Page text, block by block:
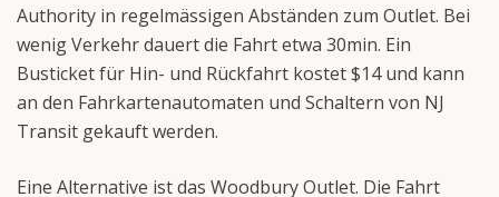
Authority in regelmässigen Abständen zum Outlet. Bei
wenig Verkehr dauert die Fahrt etwa 30min. Ein
Busticket für Hin- und Rückfahrt kostet $14 und kann
an den Fahrkartenautomaten und Schaltern von NJ
Transit gekauft werden.
Eine Alternative ist das Woodbury Outlet. Die Fahrt